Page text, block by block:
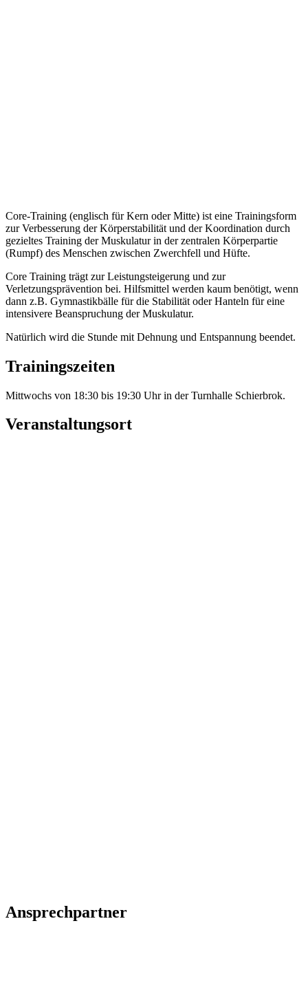
Core-Training (englisch für Kern oder Mitte) ist eine Trainingsform
zur Verbesserung der Körperstabilität und der Koordination durch
gezieltes Training der Muskulatur in der zentralen Körperpartie
(Rumpf) des Menschen zwischen Zwerchfell und Hüfte.
Core Training trägt zur Leistungsteigerung und zur
Verletzungsprävention bei. Hilfsmittel werden kaum benötigt, wenn
dann z.B. Gymnastikbälle für die Stabilität oder Hanteln für eine
intensivere Beanspruchung der Muskulatur.
Natürlich wird die Stunde mit Dehnung und Entspannung beendet.
Trainingszeiten
Mittwochs von 18:30 bis 19:30 Uhr in der Turnhalle Schierbrok.
Veranstaltungsort
Ansprechpartner